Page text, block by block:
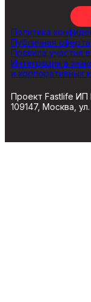
Политика
Публичная оферта
Правила участия
Интеграции в
и корпоративных
Проект Fastlife ИП
109147, Москва,